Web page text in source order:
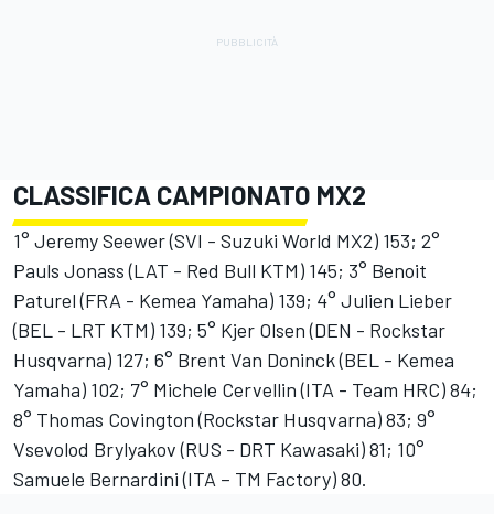
CLASSIFICA CAMPIONATO MX2
1° Jeremy Seewer (SVI - Suzuki World MX2) 153; 2°
Pauls Jonass (LAT - Red Bull KTM) 145; 3° Benoit
Paturel (FRA - Kemea Yamaha) 139; 4° Julien Lieber
(BEL - LRT KTM) 139; 5° Kjer Olsen (DEN - Rockstar
Husqvarna) 127; 6° Brent Van Doninck (BEL - Kemea
Yamaha) 102; 7° Michele Cervellin (ITA - Team HRC) 84;
8° Thomas Covington (Rockstar Husqvarna) 83; 9°
Vsevolod Brylyakov (RUS - DRT Kawasaki) 81; 10°
Samuele Bernardini (ITA – TM Factory) 80.